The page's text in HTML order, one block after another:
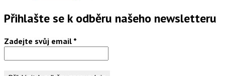
Přihlašte se k odběru našeho newsletteru
Zadejte svůj email *